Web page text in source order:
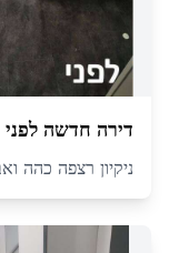
דירה חדשה לפני
ניקיון רצפה כהה